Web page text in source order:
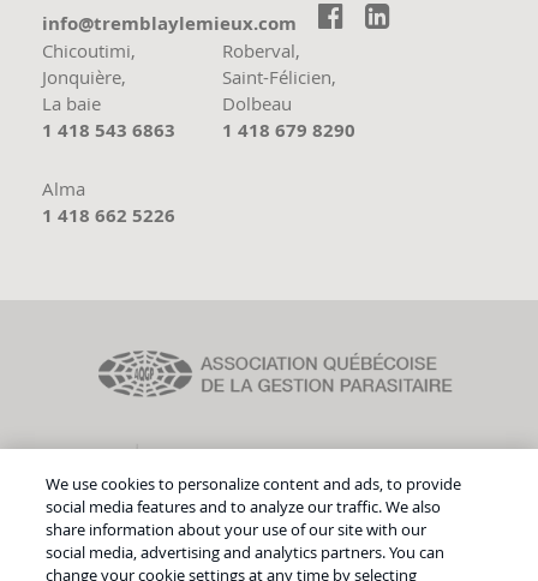
moc.xueimelyalbmert@ofni  
Chicoutimi,
Jonquière,
La baie
1 418 543 6863
Roberval,
Saint-Félicien,
Dolbeau
1 418 679 8290
Alma
1 418 662 5226
©Droit d'auteurGroupe Tremblay Lemieux
We use cookies to personalize content and ads, to provide
social media features and to analyze our traffic. We also
share information about your use of our site with our
social media, advertising and analytics partners. You can
change your cookie settings at any time by selecting